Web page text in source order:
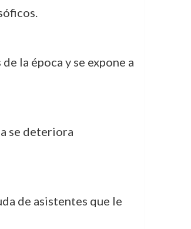
la época y se expone a
se deteriora
de asistentes que le